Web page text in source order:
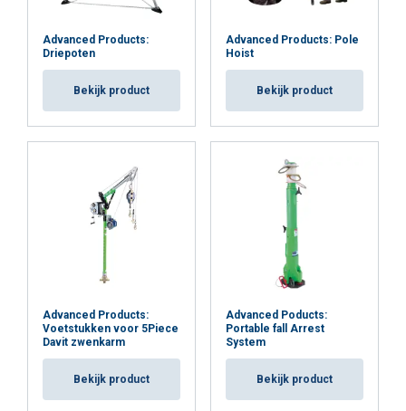
Advanced Products:
Driepoten
Bekijk product
Advanced Products: Pole
Hoist
Bekijk product
Advanced Products:
Voetstukken voor 5Piece
Davit zwenkarm
Bekijk product
Advanced Poducts:
Portable fall Arrest
System
Bekijk product